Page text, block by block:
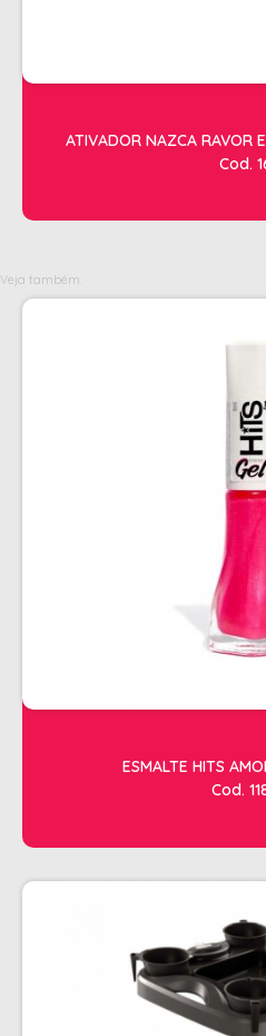
LUVAS
PROTETORES
LUVAS E
ATIVADOR NAZCA RAVOR
Cod.
Veja também:
ESMALTE HITS
Cod.